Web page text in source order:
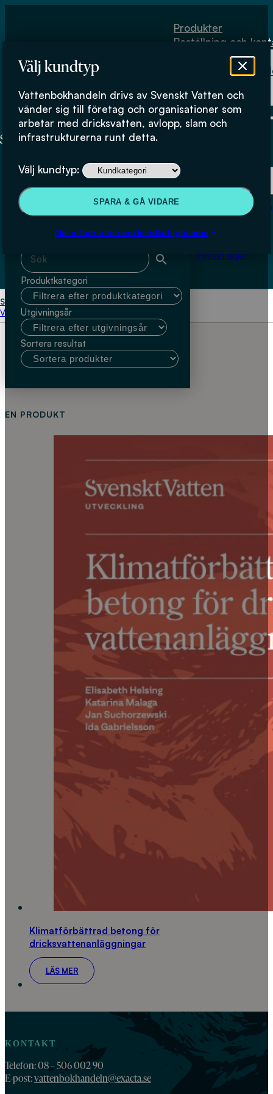
Välj kundtyp
Vattenbokhandeln drivs av Svenskt Vatten och
vänder sig till företag och organisationer som
arbetar med dricksvatten, avlopp, slam och
infrastrukturerna runt detta.
Välj kundtyp:
SPARA & GÅ VIDARE
Mer information om kundkategorierna
Produkter
Beställning och
Fysiskt lager
Beställning och kontakt
Om
Köpvillkor
Fysiskt lager
Start Katarina Malaga
Välj kundtyp
Katarina Malaga
Sök & filtrera
Sök med fritext
Produktkategori
Utgivningsår
Sortera resultat
EN PRODUKT
Klimatförbättrad betong för
dricksvattenanläggningar
LÄS MER
KONTAKT
Telefon: 08 – 506 002 90
E-post:vattenbokhandeln@exacta.se